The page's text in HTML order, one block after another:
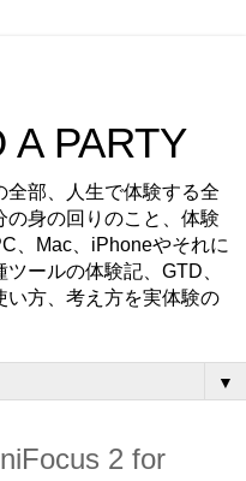
A PARTY
部、人生で体験する全
身の回りのこと、体験
、Mac、iPhoneやそれに
ールの体験記、GTD、
い方、考え方を実体験の
▼
2 for